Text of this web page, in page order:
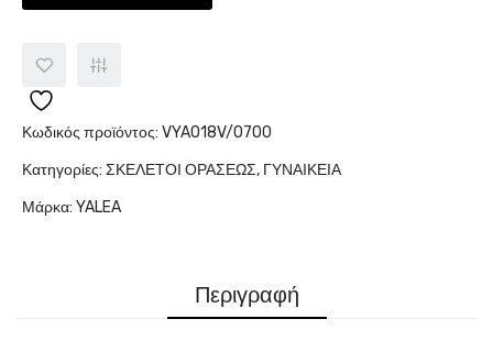
Κωδικός προϊόντος: VYA018V/0700
Κατηγορίες: ΣΚΕΛΕΤΟΙ ΟΡΑΣΕΩΣ, ΓΥΝΑΙΚΕΙΑ
Μάρκα: YALEA
Περιγραφή